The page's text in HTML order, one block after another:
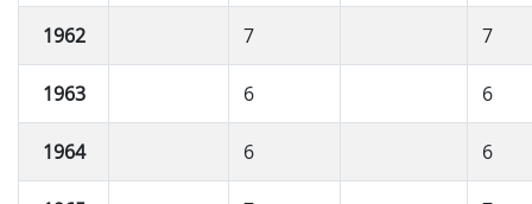
1962 7 7
1963 6 6
1964 6 6